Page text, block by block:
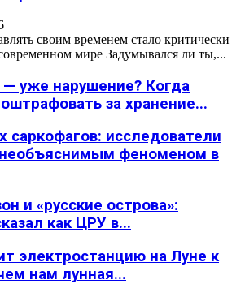
своим временем стало критически
мире Задумывался ли ты,...
— уже нарушение? Когда
за хранение...
саркофагов: исследователи
необъяснимым феноменом в
и «русские острова»:
как ЦРУ в...
электростанцию на Луне к
нам лунная...